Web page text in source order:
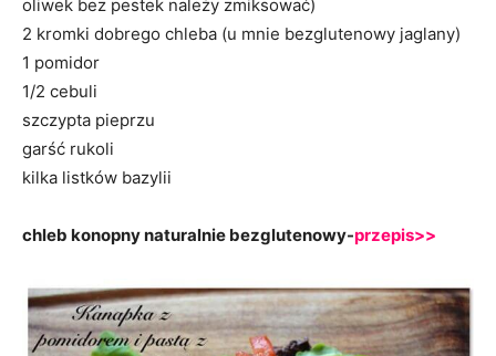
oliwek bez pestek należy zmiksować)
2 kromki dobrego chleba (u mnie bezglutenowy jaglany)
1 pomidor
1/2 cebuli
szczypta pieprzu
garść rukoli
kilka listków bazylii
chleb konopny naturalnie bezglutenowy-przepis>>